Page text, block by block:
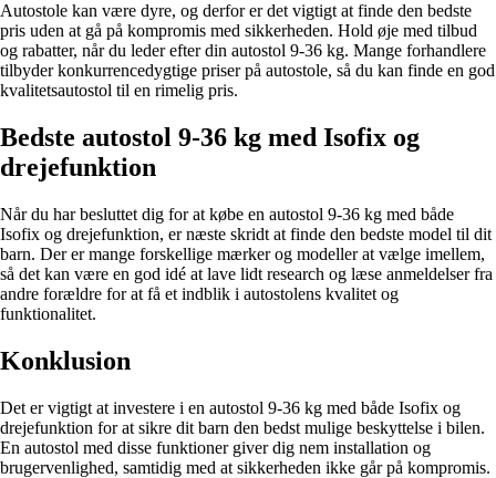
Autostole kan være dyre, og derfor er det vigtigt at finde den bedste
pris uden at gå på kompromis med sikkerheden. Hold øje med tilbud
og rabatter, når du leder efter din autostol 9-36 kg. Mange forhandlere
tilbyder konkurrencedygtige priser på autostole, så du kan finde en god
kvalitetsautostol til en rimelig pris.
Bedste autostol 9-36 kg med Isofix og
drejefunktion
Når du har besluttet dig for at købe en autostol 9-36 kg med både
Isofix og drejefunktion, er næste skridt at finde den bedste model til dit
barn. Der er mange forskellige mærker og modeller at vælge imellem,
så det kan være en god idé at lave lidt research og læse anmeldelser fra
andre forældre for at få et indblik i autostolens kvalitet og
funktionalitet.
Konklusion
Det er vigtigt at investere i en autostol 9-36 kg med både Isofix og
drejefunktion for at sikre dit barn den bedst mulige beskyttelse i bilen.
En autostol med disse funktioner giver dig nem installation og
brugervenlighed, samtidig med at sikkerheden ikke går på kompromis.